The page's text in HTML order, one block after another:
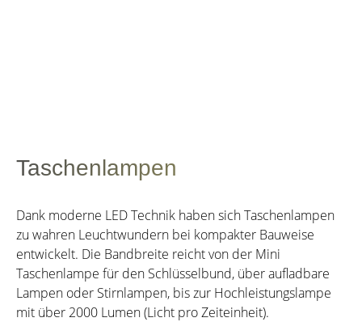
Taschenlampen
Dank moderne LED Technik haben sich Taschenlampen
zu wahren Leuchtwundern bei kompakter Bauweise
entwickelt. Die Bandbreite reicht von der Mini
Taschenlampe für den Schlüsselbund, über aufladbare
Lampen oder Stirnlampen, bis zur Hochleistungslampe
mit über 2000 Lumen (Licht pro Zeiteinheit).